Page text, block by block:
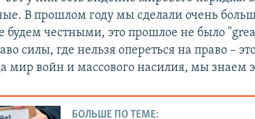
В прошлом году мы сделали очень
будем честными, это прошлое не было
силы, где нельзя опереться на право –
мир войн и массового насилия, мы знаем
БОЛЬШЕ ПО ТЕМЕ: